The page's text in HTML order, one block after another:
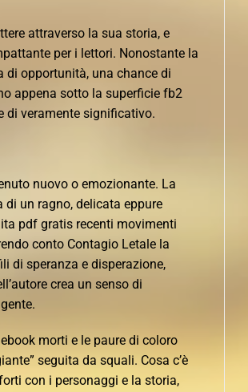
attraverso la sua storia, e
per i lettori. Nonostante la
di opportunità, una chance di
appena sotto la superficie fb2
di veramente significativo.
nuovo o emozionante. La
di un ragno, delicata eppure
pdf gratis recenti movimenti
conto Contagio Letale la
di speranza e disperazione,
crea un senso di
morti e le paure di coloro
seguita da squali. Cosa c’è
con i personaggi e la storia,